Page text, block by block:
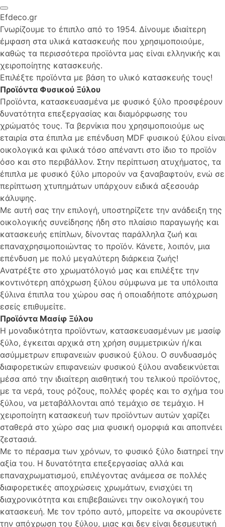
Efdeco.gr
Γνωρίζουμε το έπιπλο από το 1954. Δίνουμε ιδιαίτερη
έμφαση στα υλικά κατασκευής που χρησιμοποιούμε,
καθώς τα περισσότερα προϊόντα μας είναι ελληνικής και
χειροποίητης κατασκευής.
Επιλέξτε προϊόντα με βάση το υλικό κατασκευής τους!
Προϊόντα Φυσικού Ξύλου
Προϊόντα, κατασκευασμένα με φυσικό ξύλο προσφέρουν
δυνατότητα επεξεργασίας και διαμόρφωσης του
χρώματός τους. Τα βερνίκια που χρησιμοποιούμε ως
εταιρία στα έπιπλα με επένδυση MDF φυσικού ξύλου είναι
οικολογικά και φιλικά τόσο απέναντι στο ίδιο το προϊόν
όσο και στο περιβάλλον. Στην περίπτωση ατυχήματος, τα
έπιπλα με φυσικό ξύλο μπορούν να ξαναβαφτούν, ενώ σε
περίπτωση χτυπημάτων υπάρχουν ειδικά αξεσουάρ
κάλυψης.
Με αυτή σας την επιλογή, υποστηρίζετε την ανάδειξη της
οικολογικής συνείδησης ήδη στο πλαίσιο παραγωγής και
κατασκευής επίπλων, δίνοντας παράλληλα ζωή και
επαναχρησιμοποιώντας το προϊόν. Κάνετε, λοιπόν, μια
επένδυση με πολύ μεγαλύτερη διάρκεια ζωής!
Ανατρέξτε στο χρωματόλογιό μας και επιλέξτε την
κοντινότερη απόχρωση ξύλου σύμφωνα με τα υπόλοιπα
ξύλινα έπιπλα του χώρου σας ή οποιαδήποτε απόχρωση
εσείς επιθυμείτε.
Προϊόντα Μασίφ Ξύλου
Η μοναδικότητα προϊόντων, κατασκευασμένων με μασίφ
ξύλο, έγκειται αρχικά στη χρήση συμμετρικών ή/και
ασύμμετρων επιφανειών φυσικού ξύλου. Ο συνδυασμός
διαφορετικών επιφανειών φυσικού ξύλου αναδεικνύεται
μέσα από την ιδιαίτερη αισθητική του τελικού προϊόντος,
με τα νερά, τους ρόζους, πολλές φορές και το σχήμα του
ξύλου, να μεταβάλλονται από τεμάχιο σε τεμάχιο. Η
χειροποίητη κατασκευή των προϊόντων αυτών χαρίζει
σταθερά στο χώρο σας μια φυσική ομορφιά και αποπνέει
ζεστασιά.
Με το πέρασμα των χρόνων, το φυσικό ξύλο διατηρεί την
αξία του. Η δυνατότητα επεξεργασίας αλλά και
επαναχρωματισμού, επιλέγοντας ανάμεσα σε πολλές
διαφορετικές αποχρώσεις χρωμάτων, ενισχύει τη
διαχρονικότητα και επιβεβαιώνει την οικολογική του
κατασκευή. Με τον τρόπο αυτό, μπορείτε να σκουρύνετε
την απόχρωση του ξύλου, μιας και δεν είναι δεσμευτική